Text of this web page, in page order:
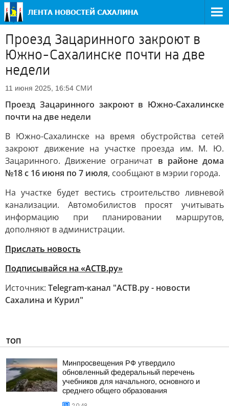
Проезд Зацаринного закроют в
Южно-Сахалинске почти на две
недели
11 июня 2025, 16:54 СМИ
Проезд Зацаринного закроют в Южно-Сахалинске
почти на две недели
В Южно-Сахалинске на время обустройства сетей
закроют движение на участке проезда им. М. Ю.
Зацаринного. Движение ограничат в районе дома
№18 с 16 июня по 7 июля, сообщают в мэрии города.
На участке будет вестись строительство ливневой
канализации. Автомобилистов просят учитывать
информацию при планировании маршрутов,
дополняют в администрации.
Прислать новость
Подписывайся на «АСТВ.ру»
Источник: Telegram-канал "АСТВ.ру - новости
Сахалина и Курил"
ТОП
Минпросвещения РФ утвердило
обновленный федеральный перечень
учебников для начального, основного и
среднего общего образования